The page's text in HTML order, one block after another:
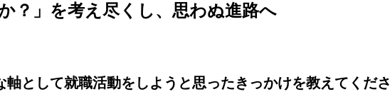
？」を考え尽くし、思わぬ進路へ
として就職活動をしようと思ったきっかけを教えてくださ